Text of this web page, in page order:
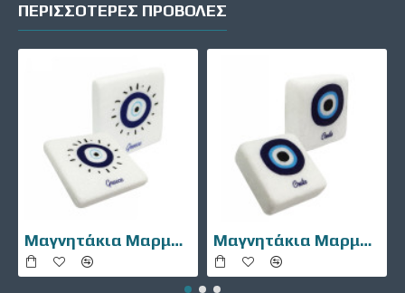
ΠΕΡΙΣΣΌΤΕΡΕΣ ΠΡΟΒΟΛΈΣ
Μαγνητάκια Μαρμάρινα 10106-002 Μαγνητάκια Μαρμάρινα 10106-007